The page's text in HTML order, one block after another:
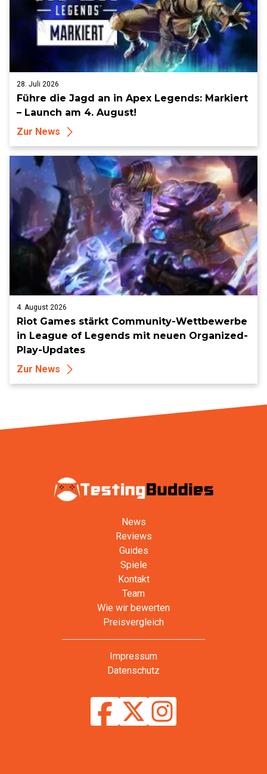
28. Juli 2026
Führe die Jagd an in Apex Legends: Markiert
– Launch am 4. August!
Zur News
4. August 2026
Riot Games stärkt Community-Wettbewerbe
in League of Legends mit neuen Organized-
Play-Updates
Zur News
News
Reviews
Guides
Spiele
Kontakt
Team
Wie wir bewerten
Preisvergleich
Impressum
Datenschutz